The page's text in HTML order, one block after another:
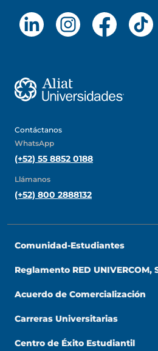
Contáctanos
WhatsApp
(+52) 55 8852 0188
Llámanos
(+52) 800 2888132
Comunidad-Estudiantes
Reglamento RED UNIVERCOM,
Acuerdo de Comercialización
Carreras Universitarias
Centro de Éxito Estudiantil
Universidad
para nuevo ingreso